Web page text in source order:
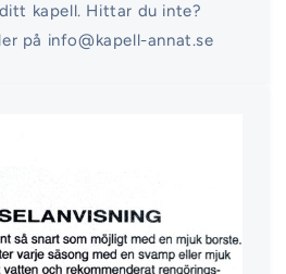
kapell. Hittar du inte?
på info@kapell-annat.se